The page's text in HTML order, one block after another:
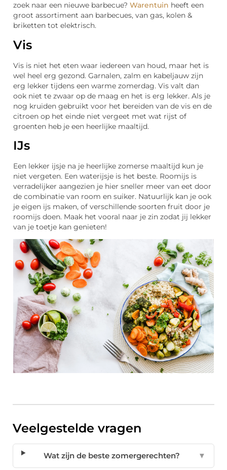
zoek naar een nieuwe barbecue? Warentuin heeft een
groot assortiment aan barbecues, van gas, kolen &
briketten tot elektrisch.
Vis
Vis is niet het eten waar iedereen van houd, maar het is
wel heel erg gezond. Garnalen, zalm en kabeljauw zijn
erg lekker tijdens een warme zomerdag. Vis valt dan
ook niet te zwaar op de maag en het is erg lekker. Als je
nog kruiden gebruikt voor het bereiden van de vis en de
citroen op het einde niet vergeet met wat rijst of
groenten heb je een heerlijke maaltijd.
IJs
Een lekker ijsje na je heerlijke zomerse maaltijd kun je
niet vergeten. Een waterijsje is het beste. Roomijs is
verradelijker aangezien je hier sneller meer van eet door
de combinatie van room en suiker. Natuurlijk kan je ook
je eigen ijs maken, of verschillende soorten fruit door je
roomijs doen. Maak het vooral naar je zin zodat jij lekker
van je toetje kan genieten!
Veelgestelde vragen
Wat zijn de beste zomergerechten? ▼